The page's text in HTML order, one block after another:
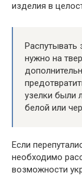
изделия в
Распутывать
нужно на
узелки были
белой или
Если
необходимо
возможности